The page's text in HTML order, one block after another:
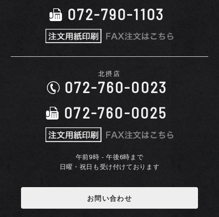
072-790-1103
北摂店
072-760-0023
072-760-0025
午前9時 - 午後6時まで
日曜・祝日も受け付けております
お問い合わせ